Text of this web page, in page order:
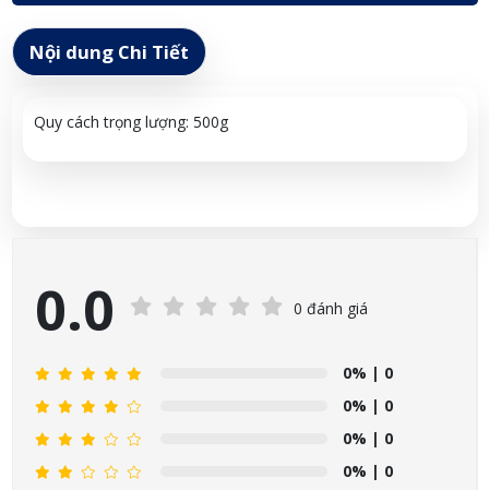
Nội dung Chi Tiết
Quy cách trọng lượng: 500g
0.0 0 đánh giá
0% | 0
0% | 0
0% | 0
0% | 0